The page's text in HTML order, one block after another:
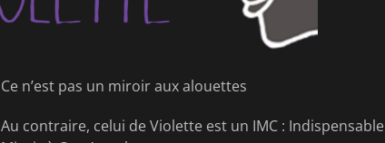
Ce n’est pas un miroir aux alouettes
Au contraire, celui de Violette est un IMC : Indispensable